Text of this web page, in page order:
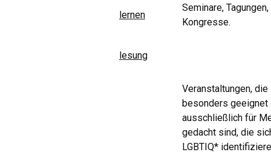
lernen
Seminare, Tagungen,
Kongresse.
lesung
Veranstaltungen, die
besonders geeignet
ausschließlich für
gedacht sind, die
LGBTIQ*